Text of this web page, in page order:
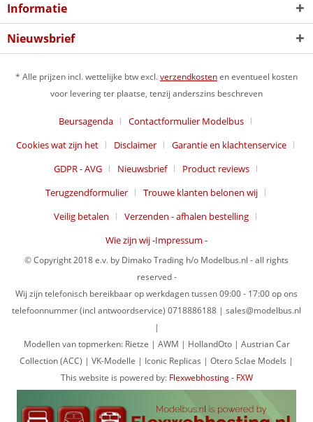
Informatie
Nieuwsbrief
* Alle prijzen incl. wettelijke btw excl.verzendkostenen eventueel kosten
voor levering ter plaatse, tenzij anderszins beschreven
Beursagenda
Contactformulier Modelbus
Cookies wat zijn het
Disclaimer
Garantie en klachtenservice
GDPR - AVG
Nieuwsbrief
Product reviews
Terugzendformulier
Trouwe klanten belonen wij
Veilig betalen
Verzenden - afhalen bestelling
Wie zijn wij -Impressum -
© Copyright 2018 e.v. by Dimako Trading h/o Modelbus.nl - all rights
reserved -
Wij zijn telefonisch bereikbaar op werkdagen tussen 09:00 - 17:00 op ons
telefoonnummer (incl antwoordservice) 0718886188 | sales@modelbus.nl
|
Modellen van topmerken: Rietze | AWM | HollandOto | Austrian Car
Collection (ACC) | VK-Modelle | Iconic Replicas | Otero Sclae Models |
This website is powered by: Flexwebhosting - FXW